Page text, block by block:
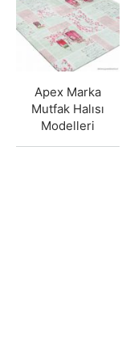
Apex Marka
Mutfak Halısı
Modelleri